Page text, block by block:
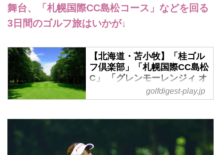
舞台、「札幌国際CC島松コース」などを回る
3日間のゴルフ旅はいかが↓
【北海道・苫小牧】「桂ゴル
フ倶楽部」「札幌国際CC島松
C」 「グレンモーレンジィ オ
ープン」コンペに参加 北海道
3日間 - ゴルフへ行こうWEB
田・中部・関空・伊丹発着 添乗
員同行 コンペ開催 1名様より
golfdigest-play.jp